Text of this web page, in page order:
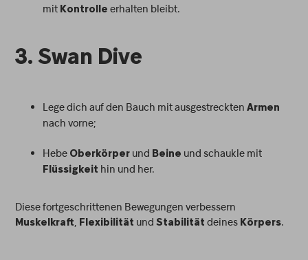
mit Kontrolle erhalten bleibt.
3. Swan Dive
Lege dich auf den Bauch mit ausgestrecktenArmen
nach vorne;
Hebe Oberkörper und Beine und schaukle mit
Flüssigkeit hin und her.
Diese fortgeschrittenen Bewegungen verbessern
Muskelkraft, Flexibilität undStabilität deines Körpers.